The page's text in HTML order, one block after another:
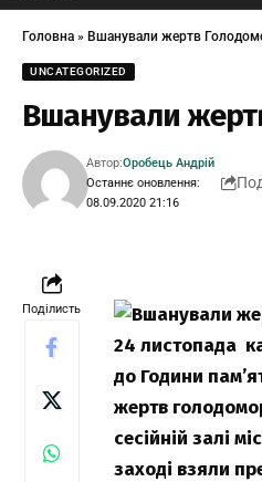
Головна » Вшанували жертв
UNCATEGORIZED
Вшанували
Останнє оновлення:
08.09.2020 21:16
Автор:Оробець Андрій
Поділисть
24 листопада
до Години
жертв
сесійній залі
заході взяли